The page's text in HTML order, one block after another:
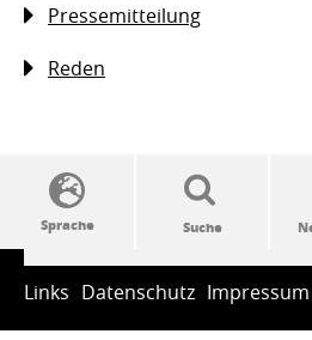
Pressemitteilung
Reden
SSW-Politik von A bis Z
Links Datenschutz Impressum